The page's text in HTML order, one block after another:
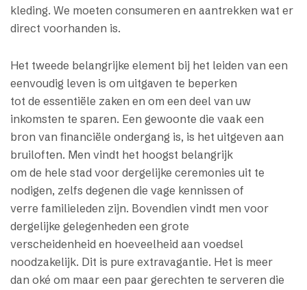
kleding. We moeten consumeren en aantrekken wat er
direct voorhanden is.
Het tweede belangrijke element bij het leiden van een
eenvoudig leven is om uitgaven te beperken
tot de essentiële zaken en om een deel van uw
inkomsten te sparen. Een gewoonte die vaak een
bron van financiële ondergang is, is het uitgeven aan
bruiloften. Men vindt het hoogst belangrijk
om de hele stad voor dergelijke ceremonies uit te
nodigen, zelfs degenen die vage kennissen of
verre familieleden zijn. Bovendien vindt men voor
dergelijke gelegenheden een grote
verscheidenheid en hoeveelheid aan voedsel
noodzakelijk. Dit is pure extravagantie. Het is meer
dan oké om maar een paar gerechten te serveren die